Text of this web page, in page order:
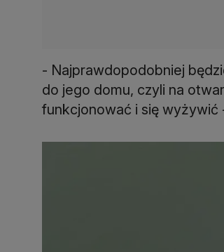
- Najprawdopodobniej
do jego domu, czyli na
funkcjonować i się wyżywić